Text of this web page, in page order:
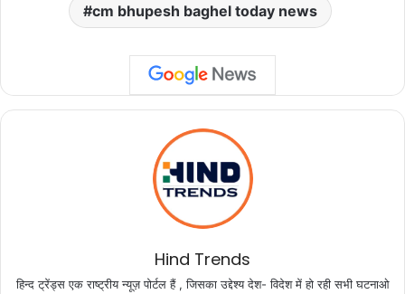
cm bhupesh baghel today news
Hind Trends
हिन्द ट्रेंड्स एक राष्ट्रीय न्यूज़ पोर्टल हैं , जिसका उद्देश्य देश- विदेश में हो रही सभी घटनाओ